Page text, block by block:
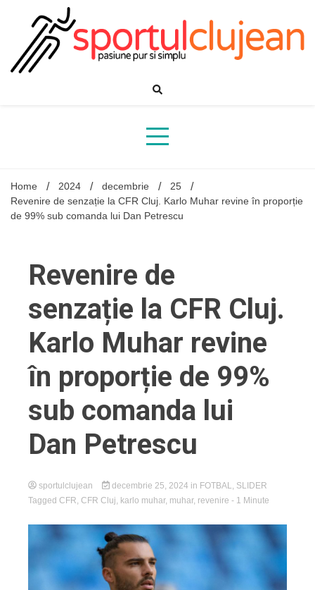
Home 2024 decembrie
25
Revenire de senzație la CFR Cluj. Karlo Muhar revine în proporție
de 99% sub comanda lui Dan Petrescu
Revenire de
senzație la CFR Cluj.
Karlo Muhar revine
în proporție de 99%
sub comanda lui
Dan Petrescu
sportulclujean decembrie 25, 2024 in FOTBAL
SLIDER
Tagged CFR CFR Cluj karlo muhar, muhar, revenire - 1 Minute